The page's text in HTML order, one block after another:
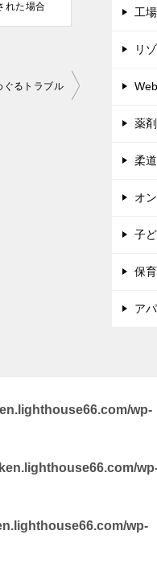
れた場合
ぐるトラブル
工
リ
薬
柔
オ
子
保
ア
wp-
wp-